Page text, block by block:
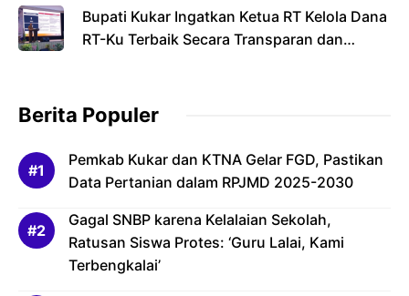
Bupati Kukar Ingatkan Ketua RT Kelola Dana
RT-Ku Terbaik Secara Transparan dan
Berita Populer
Pemkab Kukar dan KTNA Gelar FGD, Pastikan
Data Pertanian dalam RPJMD 2025-2030
Gagal SNBP karena Kelalaian Sekolah,
Ratusan Siswa Protes: ‘Guru Lalai, Kami
Terbengkalai’